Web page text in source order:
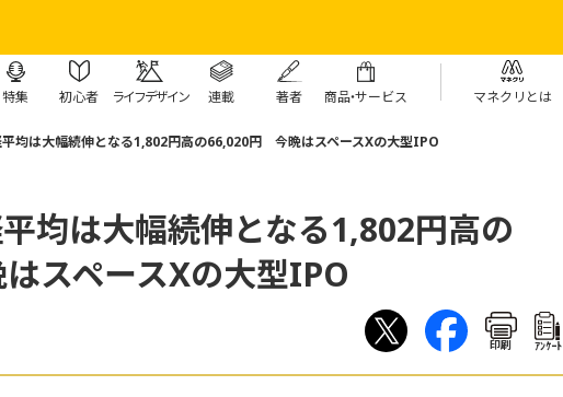
特集 初心者 ライフデザイン 連載 著者 商品・サービス マネクリとは
平均は大幅続伸となる1,802円高の66,020円 今晩はスペースXの大型IPO
平均は大幅続伸となる1,802円高の
スペースXの大型IPO
印刷 ｱﾝｹｰﾄ